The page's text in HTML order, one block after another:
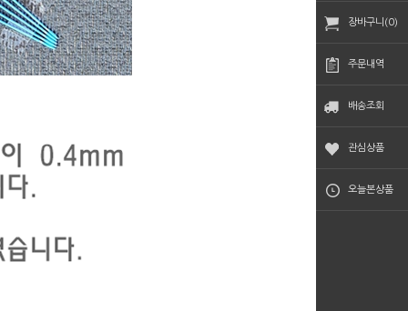
장바구니(0)
주문내역
배송조회
관심상품
오늘본상품